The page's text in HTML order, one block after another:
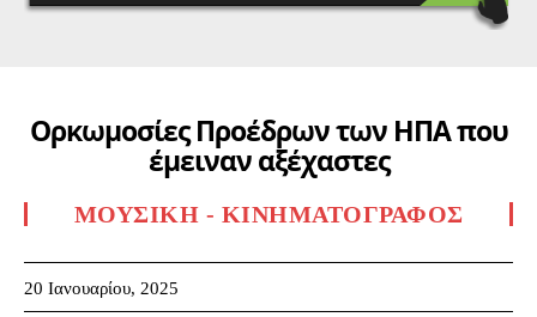
Ορκωμοσίες Προέδρων των ΗΠΑ που
έμειναν αξέχαστες
ΜΟΥΣΙΚΉ - ΚΙΝΗΜΑΤΟΓΡΆΦΟΣ
20 Ιανουαρίου, 2025